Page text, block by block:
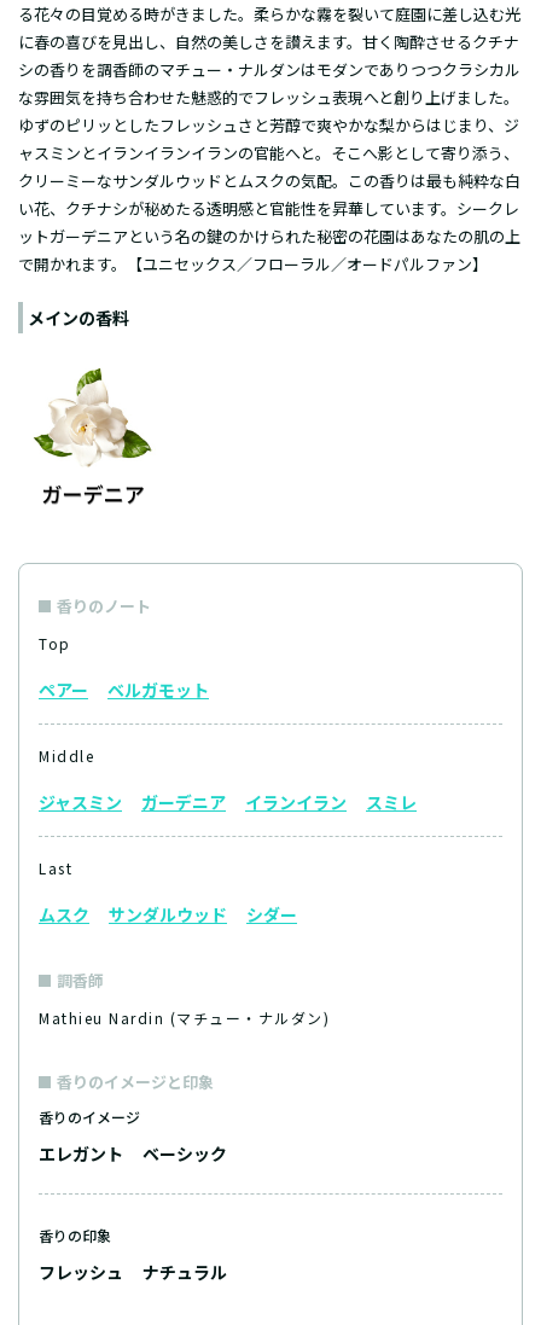
る花々の目覚める時がきました。柔らかな霧を裂いて庭園に差し込む光
に春の喜びを見出し、自然の美しさを讃えます。甘く陶酔させるクチナ
シの香りを調香師のマチュー・ナルダンはモダンでありつつクラシカル
な雰囲気を持ち合わせた魅惑的でフレッシュ表現へと創り上げました。
ゆずのピリッとしたフレッシュさと芳醇で爽やかな梨からはじまり、ジ
ャスミンとイランイランイランの官能へと。そこへ影として寄り添う、
クリーミーなサンダルウッドとムスクの気配。この香りは最も純粋な白
い花、クチナシが秘めたる透明感と官能性を昇華しています。シークレ
ットガーデニアという名の鍵のかけられた秘密の花園はあなたの肌の上
で開かれます。【ユニセックス／フローラル／オードパルファン】
メインの香料
香りのノート
Top
ペアー ベルガモット
Middle
ジャスミン ガーデニア イランイラン スミレ
Last
ムスク サンダルウッド シダー
調香師
Mathieu Nardin (マチュー・ナルダン)
香りのイメージと印象
香りのイメージ
エレガント ベーシック
香りの印象
フレッシュ ナチュラル